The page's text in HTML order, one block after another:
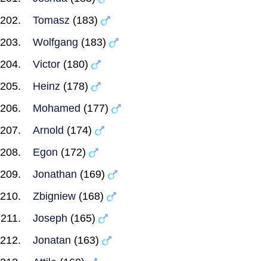
Tomasz (183)
Wolfgang (183)
Victor (180)
Heinz (178)
Mohamed (177)
Arnold (174)
Egon (172)
Jonathan (169)
Zbigniew (168)
Joseph (165)
Jonatan (163)